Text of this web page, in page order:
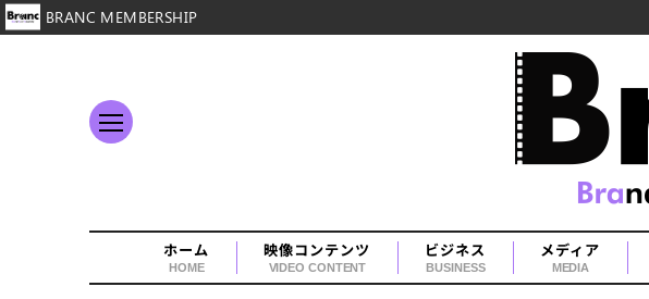
ホーム
HOME
映像コンテンツ
VIDEO CONTENT
ビジネス
BUSINESS
メディア
MEDIA
BRANC MEMBERSHIP